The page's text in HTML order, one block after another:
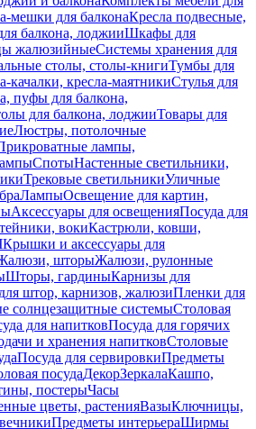
мешки для балконаКресла подвесные,
балкона, лоджииШкафы для
жалюзийныеСистемы хранения для
столы, столы-книгиТумбы для
качалки, кресла-маятникиСтулья для
пуфы для балкона,
для балкона, лоджииТовары для
Люстры, потолочные
лампы,
СпотыНастенные светильники,
Трековые светильникиУличные
ЛампыОсвещение для картин,
Аксессуары для освещенияПосуда для
вокиКастрюли, ковши,
Крышки и аксессуары для
шторыЖалюзи, рулонные
Шторы, гардиныКарнизы для
штор, карнизов, жалюзиПленки для
солнцезащитные системыСтоловая
для напитковПосуда для горячих
и хранения напитковСтоловые
Посуда для сервировкиПредметы
посудаДекорЗеркалаКашпо,
постерыЧасы
цветы, растенияВазыКлючницы,
Предметы интерьераШирмы